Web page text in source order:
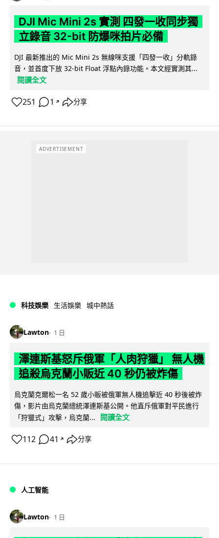
DJI Mic Mini 2s 實測 四發一收同步獨
立錄音 32-bit 防爆咪拍片必備
DJI 最新推出的 Mic Mini 2s 無線咪支援「四發一收」分軌錄
音，並首度下放 32-bit Float 浮點內錄功能。本文經實測其...
閱讀全文
251 1 ↗ 分享
ADVERTISEMENT
科技娛樂 生活娛樂 城中熱話
Lawton 1 日
澤連斯基怒斥俄軍「人肉狩獵」 無人機
追殺烏克蘭小販近 40 秒仍被炸傷
烏克蘭克爾松一名 52 歲小販被俄軍無人機追擊近 40 秒後被炸
傷，影片由烏克蘭總統澤連斯基公開。他直斥俄軍對平民進行
「狩獵式」攻擊，烏克蘭...
閱讀全文
112 41 ↗ 分享
人工智能
Lawton 1 日